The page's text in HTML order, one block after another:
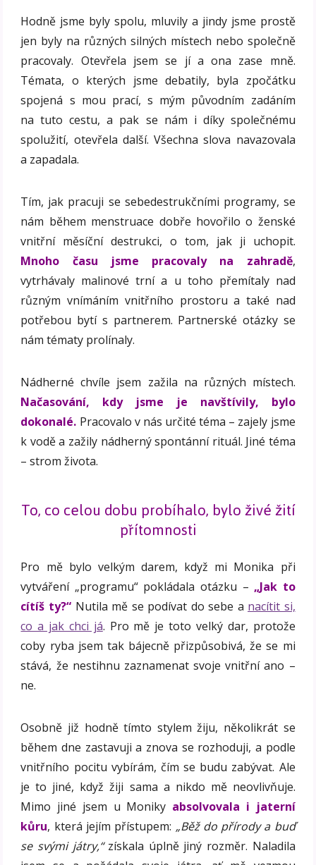
Hodně jsme byly spolu, mluvily a jindy jsme prostě
jen byly na různých silných místech nebo společně
pracovaly. Otevřela jsem se jí a ona zase mně.
Témata, o kterých jsme debatily, byla zpočátku
spojená s mou prací, s mým původním zadáním
na tuto cestu, a pak se nám i díky společnému
spolužití, otevřela další. Všechna slova navazovala
a zapadala.
Tím, jak pracuji se sebedestrukčními programy, se
nám během menstruace dobře hovořilo o ženské
vnitřní měsíční destrukci, o tom, jak ji uchopit.
Mnoho času jsme pracovaly na zahradě,
vytrhávaly malinové trní a u toho přemítaly nad
různým vnímáním vnitřního prostoru a také nad
potřebou bytí s partnerem. Partnerské otázky se
nám tématy prolínaly.
Nádherné chvíle jsem zažila na různých místech.
Načasování, kdy jsme je navštívily, bylo
dokonalé. Pracovalo v nás určité téma – zajely jsme
k vodě a zažily nádherný spontánní rituál. Jiné téma
– strom života.
To, co celou dobu probíhalo, bylo živé žití
přítomnosti
Pro mě bylo velkým darem, když mi Monika při
vytváření „programu“ pokládala otázku – „Jak to
cítíš ty?“ Nutila mě se podívat do sebe a nacítit si,
co a jak chci já. Pro mě je toto velký dar, protože
coby ryba jsem tak bájecně přizpůsobivá, že se mi
stává, že nestihnu zaznamenat svoje vnitřní ano –
ne.
Osobně již hodně tímto stylem žiju, několikrát se
během dne zastavuji a znova se rozhoduji, a podle
vnitřního pocitu vybírám, čím se budu zabývat. Ale
je to jiné, když žiji sama a nikdo mě neovlivňuje.
Mimo jiné jsem u Moniky absolvovala i jaterní
kůru, která jejím přístupem: „Běž do přírody a buď
se svými játry,“získala úplně jiný rozměr. Naladila